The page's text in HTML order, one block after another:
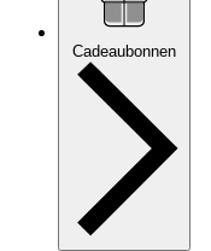
Cadeaubonnen